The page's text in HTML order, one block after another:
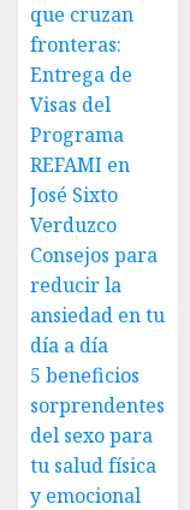
que cruzan
fronteras:
Entrega de
Visas del
Programa
REFAMI en
José Sixto
Verduzco
Consejos para
reducir la
ansiedad en tu
día a día
5 beneficios
sorprendentes
del sexo para
tu salud física
y emocional